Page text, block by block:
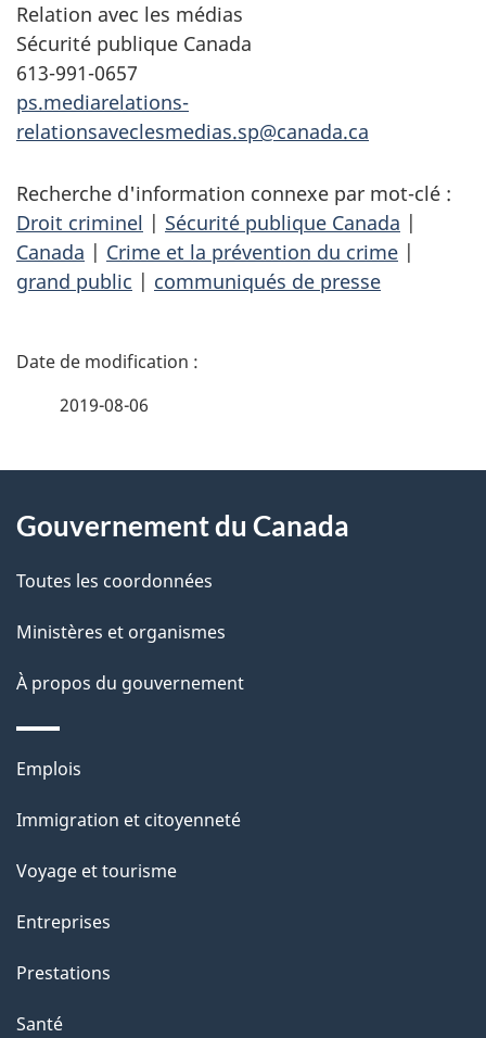
Relation avec les médias
Sécurité publique Canada
613-991-0657
ps.mediarelations-
relationsaveclesmedias.sp@canada.ca
Recherche d'information connexe par mot-clé :
Droit criminel | Sécurité publique Canada |
Canada | Crime et la prévention du crime |
grand public | communiqués de presse
D
i
l
s
d
e
l
a
p
a
g
e
2019-08-06
propos
de
ce
site
Gouvernement du Canada
Toutes les coordonnées
Ministères et organismes
À propos du gouvernement
Thèmes
sujets
Emplois
Immigration et citoyenneté
Voyage et tourisme
Entreprises
Prestations
Santé